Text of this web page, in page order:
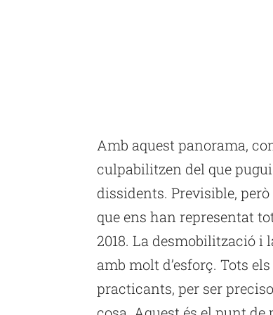
Amb aquest panorama,
culpabilitzen del que
dissidents. Previsible,
que ens han representat
2018. La desmobilització i
amb molt d’esforç. Tots
practicants, per ser